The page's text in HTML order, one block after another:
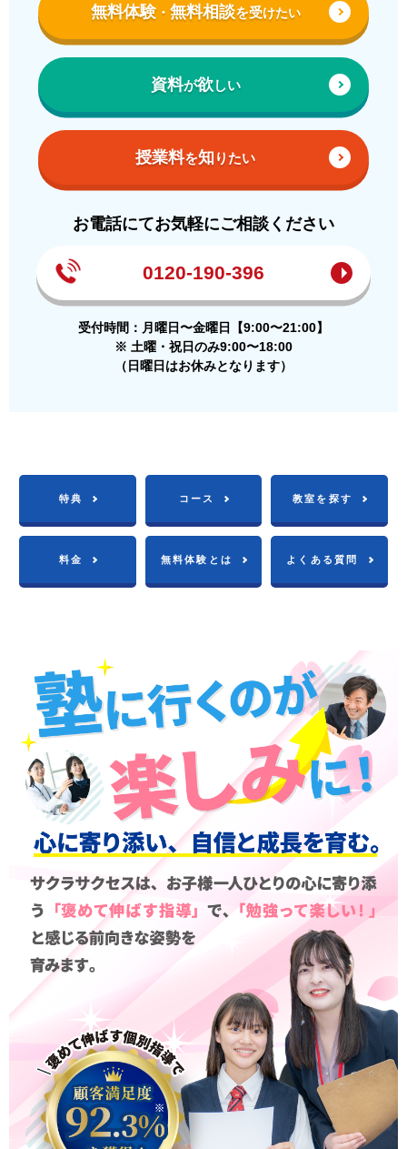
無料体験・ 無料相談を受けたい
資料が欲しい
授業料を知 りたい
お電話にてお気軽にご相談ください
0120-190-396
受付時間：月曜日〜金曜日【9:00〜21:00】
※ 土曜・祝日のみ9:00〜18:00
（日曜日はお休みとなります）
特典 コース 教室を探す
料金 無料体験とは よくある質問